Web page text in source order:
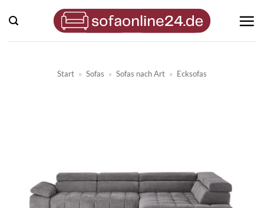
Inhalt
springen
Start » Sofas » Sofas nach Art » Ecksofas